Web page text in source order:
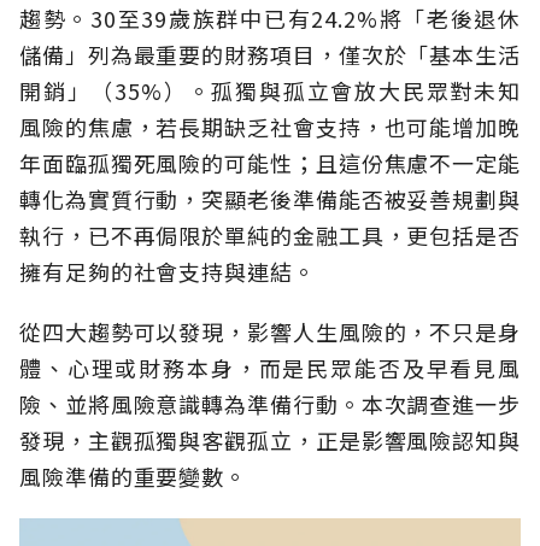
趨勢。30至39歲族群中已有24.2%將「老後退休
儲備」列為最重要的財務項目，僅次於「基本生活
開銷」（35%）。孤獨與孤立會放大民眾對未知
風險的焦慮，若長期缺乏社會支持，也可能增加晚
年面臨孤獨死風險的可能性；且這份焦慮不一定能
轉化為實質行動，突顯老後準備能否被妥善規劃與
執行，已不再侷限於單純的金融工具，更包括是否
擁有足夠的社會支持與連結。
從四大趨勢可以發現，影響人生風險的，不只是身
體、心理或財務本身，而是民眾能否及早看見風
險、並將風險意識轉為準備行動。本次調查進一步
發現，主觀孤獨與客觀孤立，正是影響風險認知與
風險準備的重要變數。